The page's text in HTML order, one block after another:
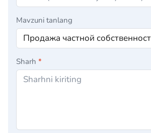
Mavzuni tanlang
Sharh *